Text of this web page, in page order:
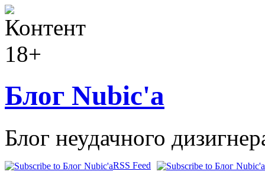
Блог Nubic'а
Блог неудачного
RSS Feed